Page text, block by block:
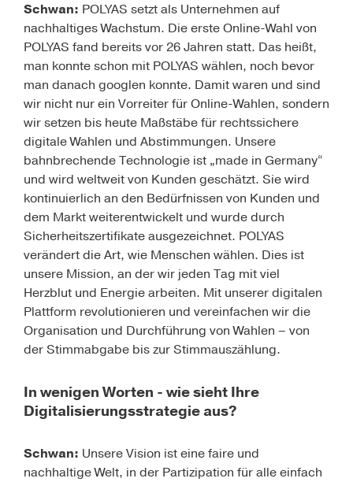
Schwan: POLYAS setzt als Unternehmen auf
nachhaltiges Wachstum. Die erste Online-Wahl von
POLYAS fand bereits vor 26 Jahren statt. Das heißt,
man konnte schon mit POLYAS wählen, noch bevor
man danach googlen konnte. Damit waren und sind
wir nicht nur ein Vorreiter für Online-Wahlen, sondern
wir setzen bis heute Maßstäbe für rechtssichere
digitale Wahlen und Abstimmungen. Unsere
bahnbrechende Technologie ist „made in Germany“
und wird weltweit von Kunden geschätzt. Sie wird
kontinuierlich an den Bedürfnissen von Kunden und
dem Markt weiterentwickelt und wurde durch
Sicherheitszertifikate ausgezeichnet. POLYAS
verändert die Art, wie Menschen wählen. Dies ist
unsere Mission, an der wir jeden Tag mit viel
Herzblut und Energie arbeiten. Mit unserer digitalen
Plattform revolutionieren und vereinfachen wir die
Organisation und Durchführung von Wahlen – von
der Stimmabgabe bis zur Stimmauszählung.
In wenigen Worten - wie sieht Ihre
Digitalisierungsstrategie aus?
Schwan: Unsere Vision ist eine faire und
nachhaltige Welt, in der Partizipation für alle einfach